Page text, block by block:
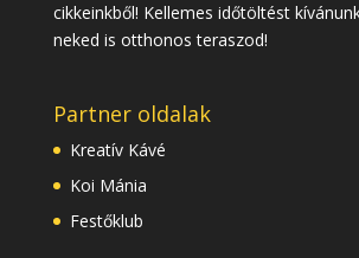
cikkeinkből! Kellemes időtöltést
neked is otthonos teraszod!
Partner oldalak
Kreatív Kávé
Koi Mánia
Festőklub